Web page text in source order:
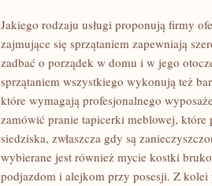
Jakiego rodzaju usługi proponują firmy
zajmujące się sprzątaniem zapewniają
zadbać o porządek w domu i w jego
sprzątaniem wszystkiego wykonują też
które wymagają profesjonalnego
zamówić pranie tapicerki meblowej, które
siedziska, zwłaszcza gdy są
wybierane jest również mycie kostki
podjazdom i alejkom przy posesji. Z